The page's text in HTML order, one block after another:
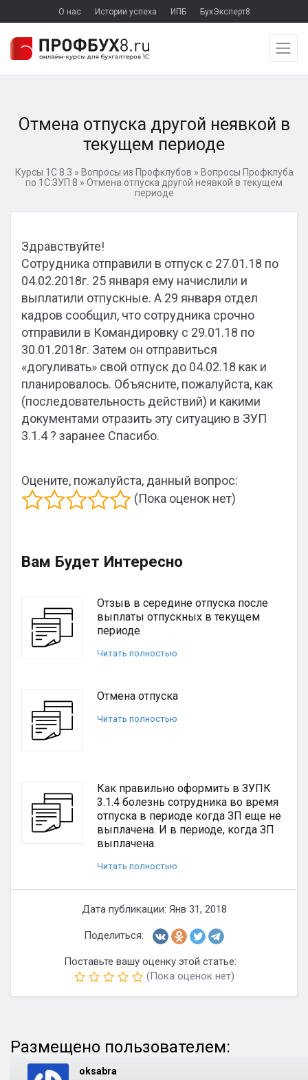
О нас Истории успеха ИПБ БухЭксперт8
Отмена отпуска другой неявкой в
текущем периоде
Курсы 1С 8.3 » Вопросы из Профклубов » Вопросы Профклуба
по 1С:ЗУП 8 » Отмена отпуска другой неявкой в текущем
периоде
Здравствуйте!
Сотрудника отправили в отпуск с 27.01.18 по
04.02.2018г. 25 января ему начислили и
выплатили отпускные. А 29 января отдел
кадров сообщил, что сотрудника срочно
отправили в Командировку с 29.01.18 по
30.01.2018г. Затем он отправиться
«догуливать» свой отпуск до 04.02.18 как и
планировалось. Объясните, пожалуйста, как
(последовательность действий) и какими
документами отразить эту ситуацию в ЗУП
3.1.4 ? заранее Спасибо.
Оцените, пожалуйста, данный вопрос:
(Пока оценок нет)
Вам Будет Интересно
Отзыв в середине отпуска после
выплаты отпускных в текущем
периоде
Читать полностью
Отмена отпуска
Читать полностью
Как правильно оформить в ЗУПК
3.1.4 болезнь сотрудника во время
отпуска в периоде когда ЗП еще не
выплачена. И в периоде, когда ЗП
выплачена.
Читать полностью
Дата публикации: Янв 31, 2018
Поделиться:
Поставьте вашу оценку этой статье:
(Пока оценок нет)
Размещено пользователем:
oksabra